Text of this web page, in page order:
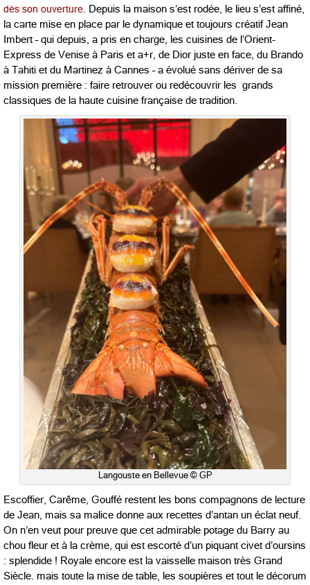
dès son ouverture . Depuis la maison s’est rodée, le lieu s’est affiné,
la carte mise en place par le dynamique et toujours créatif Jean
Imbert – qui depuis, a pris en charge, les cuisines de l’Orient-
Express de Venise à Paris et a+r, de Dior juste en face, du Brando
à Tahiti et du Martinez à Cannes – a évolué sans dériver de sa
mission première : faire retrouver ou redécouvrir les grands
classiques de la haute cuisine française de tradition.
Langouste en Bellevue © GP
Escoffier, Carême, Gouffé restent les bons compagnons de lecture
de Jean, mais sa malice donne aux recettes d’antan un éclat neuf.
On n’en veut pour preuve que cet admirable potage du Barry au
chou fleur et à la crème, qui est escorté d’un piquant civet d’oursins
: splendide ! Royale encore est la vaisselle maison très Grand
Siècle. mais toute la mise de table, les soupières et tout le décorum